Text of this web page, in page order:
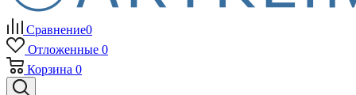
Сравнение0
Отложенные 0
Корзина 0